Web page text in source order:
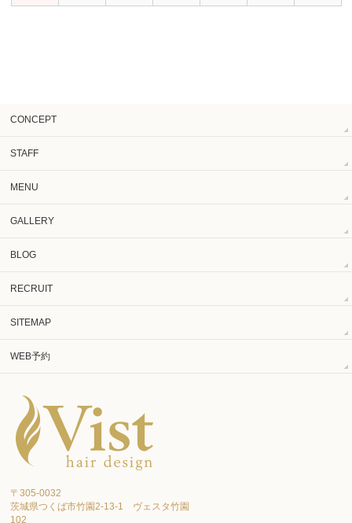
CONCEPT
STAFF
MENU
GALLERY
BLOG
RECRUIT
SITEMAP
WEB予約
〒305-0032
茨城県つくば市竹園2-13-1 ヴェスタ竹園
102